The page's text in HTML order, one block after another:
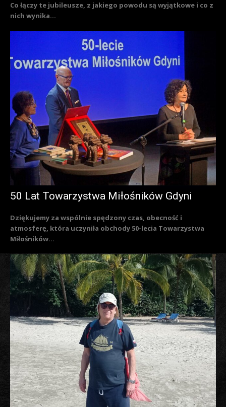
Co łączy te jubileusze, z jakiego powodu są wyjątkowe i co z
nich wynika...
50 Lat Towarzystwa Miłośników Gdyni
Dziękujemy za wspólnie spędzony czas, obecność i
atmosferę, która uczyniła obchody 50-lecia Towarzystwa
Miłośników...